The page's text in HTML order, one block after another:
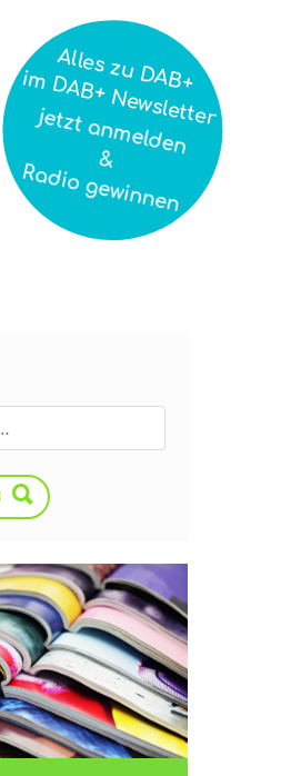
Alles zu DAB+
im DAB+ Newsletter
jetzt anmelden
&
Radio gewinnen